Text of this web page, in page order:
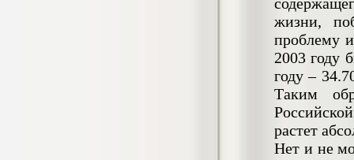
жизни,
проблему
2003 году
году –
Таким
растет
Нет и не